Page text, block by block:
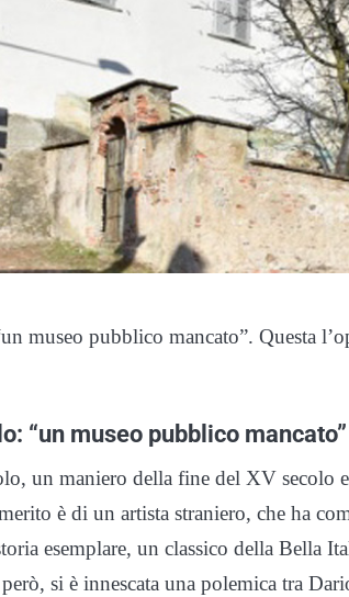
museo pubblico mancato”. Questa
“un museo pubblico mancato”
un maniero della fine del XV secolo
è di un artista straniero, che ha
esemplare, un classico della Bella
si è innescata una polemica tra